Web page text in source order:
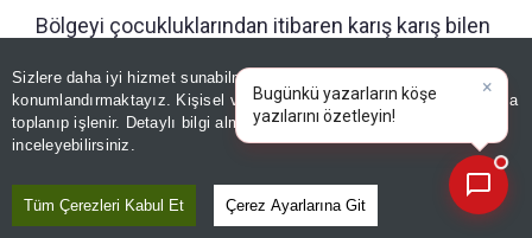
Sizlere daha iyi hizmet sunabilmek adına sitemizde
konumlandırmaktayız. Kişisel verileriniz, KVKK ve GDPR kapsamında
toplanıp işlenir. Detaylı bilgi almak içinAydınlatma Metnimizi
inceleyebilirsiniz.
Tüm Çerezleri Kabul Et Çerez Ayarlarına Git
Bölgeyi çocukluklarından itibaren karış karış bilen
gerçekleştirdikleri yolculukta hem bilgi hem de
tecrübelerini konuşturarak göle ulaşmayı başardı.
Yaylacılar tarafından açılan yolu bir noktaya kadar
takip eden ikili, daha sonra tamamen kendi
belirledikleri rotadan ilerledi. Kayalık yamaçlar, dik
×
Bugünkü yazarların köşe
yazılarını özetleyin!